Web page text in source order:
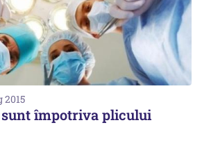
2015
împotriva plicului